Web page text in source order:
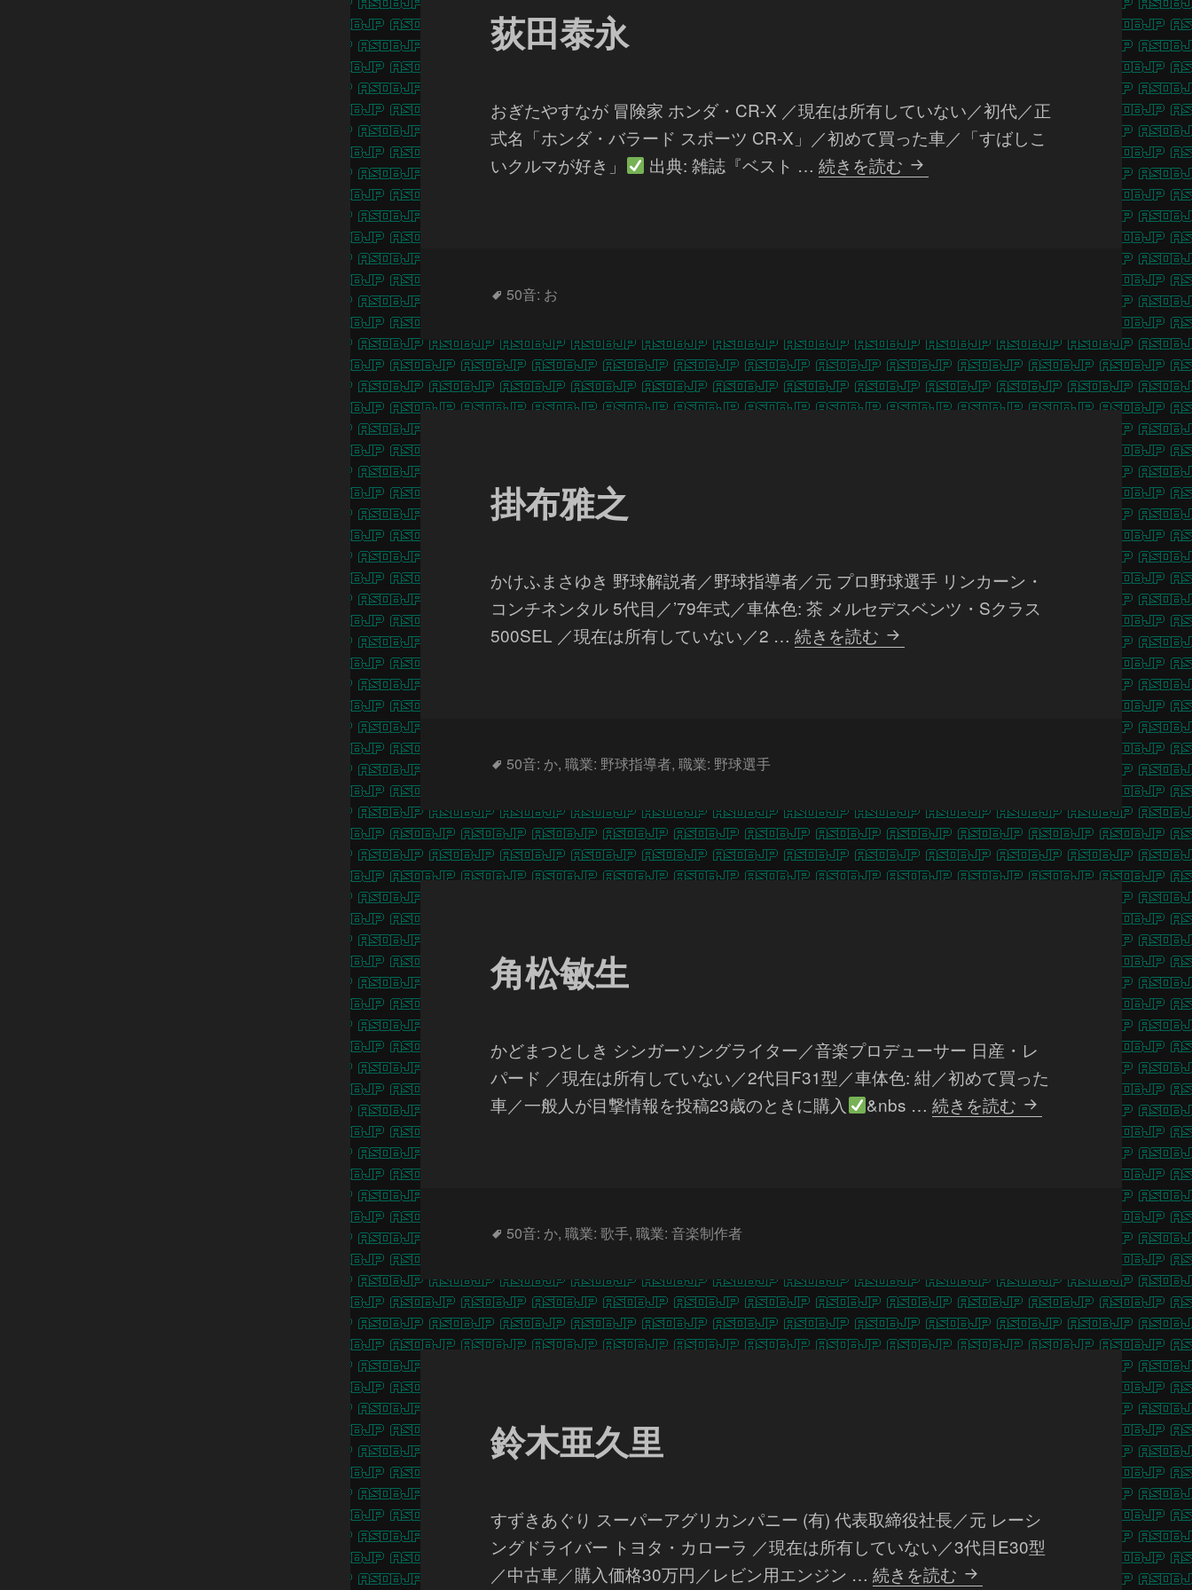
荻田泰永
おぎたやすなが 冒険家 ホンダ・CR-X ／現在は所有していない／初代／正
式名「ホンダ・バラード スポーツ CR-X」／初めて買った車／「すばしこ
いクルマが好き」
出典: 雑誌『ベスト …続きを読む 荻
タ
50音: お
掛布雅之
かけふまさゆき 野球解説者／野球指導者／元 プロ野球選手 リンカーン・
コンチネンタル 5代目／’79年式／車体色: 茶 メルセデスベンツ・Sクラス
500SEL ／現在は所有していない／2 …続きを読む 掛
タ
50音: か,職業: 野球指導者,職業: 野球選手
角松敏生
かどまつとしき シンガーソングライター／音楽プロデューサー 日産・レ
パード ／現在は所有していない／2代目F31型／車体色: 紺／初めて買った
車／一般人が目撃情報を投稿23歳のときに購入
&nbs …続きを読む 角
タ
50音: か,職業: 歌手,職業: 音楽制作者
鈴木亜久里
すずきあぐり スーパーアグリカンパニー (有) 代表取締役社長／元 レーシ
ングドライバー トヨタ・カローラ ／現在は所有していない／3代目E30型
／中古車／購入価格30万円／レビン用エンジン …続きを読む 鈴